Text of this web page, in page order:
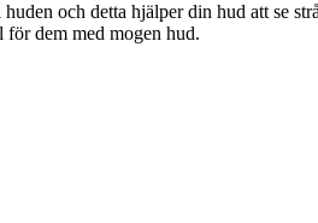
och detta hjälper din hud att se
dem med mogen hud.